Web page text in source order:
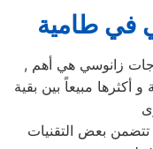
في طامية
, توكيل صيانة ثلاجات زانوسي تعد ثلاجات زانوسي هي أهم
و أكثرها مبيعاً بين بقية
تتضمن بعض التقنيات